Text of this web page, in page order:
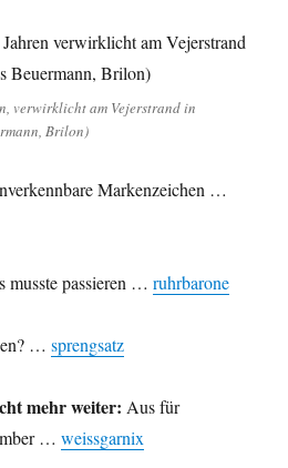
verwirklicht am Vejerstrand in
Brilon)
Markenzeichen …
musste passieren …ruhrbarone
…sprengsatz
mehr weiter: Aus für
…weissgarnix